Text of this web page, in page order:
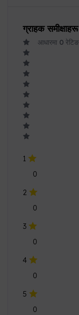
ग्राहक समीक्षाहरू
आधारमा 0 रेटिङ
1
0
2
0
3
0
4
0
5
0